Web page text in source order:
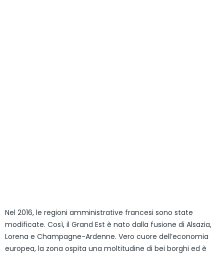
Nel 2016, le regioni amministrative francesi sono state
modificate. Così, il Grand Est è nato dalla fusione di Alsazia,
Lorena e Champagne-Ardenne. Vero cuore dell’economia
europea, la zona ospita una moltitudine di bei borghi ed è